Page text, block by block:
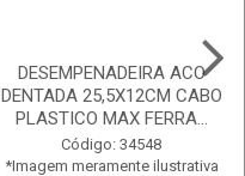
DESEMPENADEIRA ACO
DENTADA 25,5X12CM CABO
PLASTICO MAX FERRA...
Código: 34548
*Imagem meramente ilustrativa